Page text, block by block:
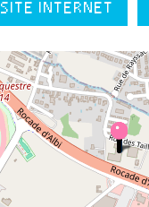
SITE INTERNET